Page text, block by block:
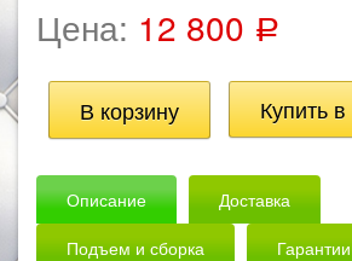
Цена: 12 800 Р
Описание
Доставка
Подъем и сборка
Гарантии